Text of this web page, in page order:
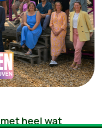
heel wat